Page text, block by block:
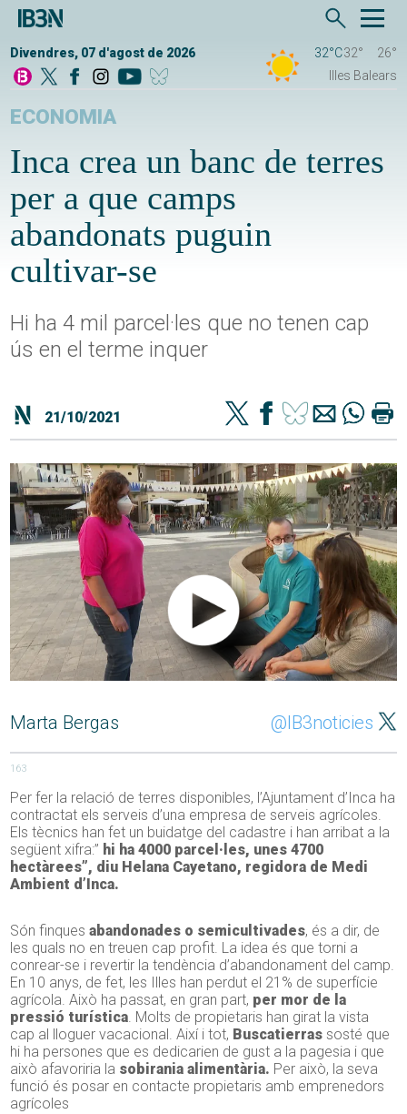
Divendres, 07 d'agost de 2026 32°C32°
26°
Illes Balears
ECONOMIA
Inca crea un banc de terres
per a que camps
abandonats puguin
cultivar-se
Hi ha 4 mil parcel·les que no tenen cap
ús en el terme inquer
21/10/2021
Marta Bergas @IB3noticies
163
Per fer la relació de terres disponibles, l’Ajuntament d’Inca ha
contractat els serveis d’una empresa de serveis agrícoles.
Els tècnics han fet un buidatge del cadastre i han arribat a la
següent xifra:” hi ha 4000 parcel·les, unes 4700
hectàrees”, diu Helana Cayetano, regidora de Medi
Ambient d’Inca.
Són finquesabandonades o semicultivades, és a dir, de
les quals no en treuen cap profit. La idea és que torni a
conrear-se i revertir la tendència d’abandonament del camp.
En 10 anys, de fet, les Illes han perdut el 21% de superfície
agrícola. Això ha passat, en gran part, per mor de la
pressió turística. Molts de propietaris han girat la vista
cap al lloguer vacacional. Així i tot, Buscatierras sosté que
hi ha persones que es dedicarien de gust a la pagesia i que
això afavoriria la sobirania alimentària. Per això, la seva
funció és posar en contacte propietaris amb emprenedors
agrícoles